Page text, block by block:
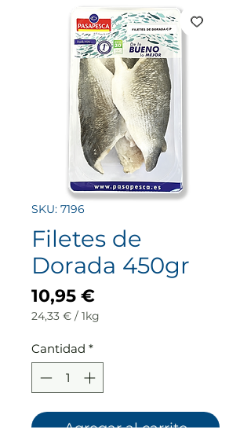
SKU: 7196
Filetes de
Dorada 450gr
10,95 €Precio
24,33 € / 1kg
por
1
Kilogramos
Cantidad *
Agregar al carrito